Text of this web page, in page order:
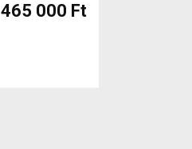
465 000 Ft